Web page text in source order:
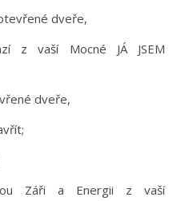
dveře,
z vaší Mocné JÁ JSEM
dveře,
Záři a Energii z vaší